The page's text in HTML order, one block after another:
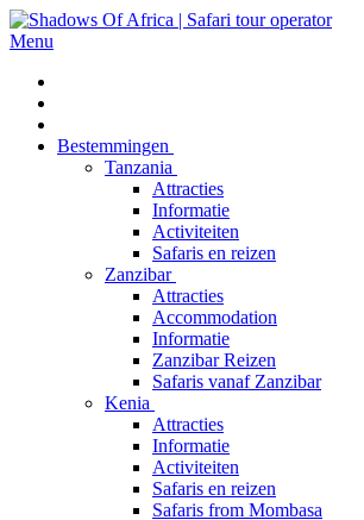
Menu
Bestemmingen
Tanzania
Attracties
Informatie
Activiteiten
Safaris en reizen
Zanzibar
Attracties
Accommodation
Informatie
Zanzibar Reizen
Safaris vanaf Zanzibar
Kenia
Attracties
Informatie
Activiteiten
Safaris en reizen
Safaris from Mombasa